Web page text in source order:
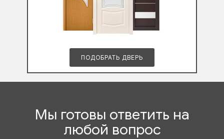
ПОДОБРАТЬ ДВЕРЬ
Мы готовы ответить на
любой вопрос